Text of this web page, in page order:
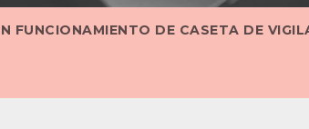
FUNCIONAMIENTO DE CASETA DE